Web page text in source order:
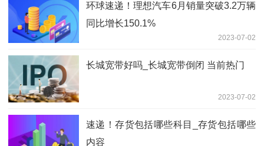
环球速递！理想汽车6月销量突破3.2万辆
同比增长150.1%
2023-07-02
长城宽带好吗_长城宽带倒闭 当前热门
2023-07-02
速递！存货包括哪些科目_存货包括哪些
内容